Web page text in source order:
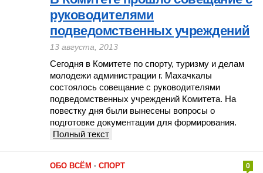
руководителями
подведомственных учреждений
13 августа, 2013
Сегодня в Комитете по спорту, туризму и делам
молодежи администрации г. Махачкалы
состоялось совещание с руководителями
подведомственных учреждений Комитета. На
повестку дня были вынесены вопросы о
подготовке документации для формирования.
Полный текст
ОБО ВСЁМ · СПОРТ 0